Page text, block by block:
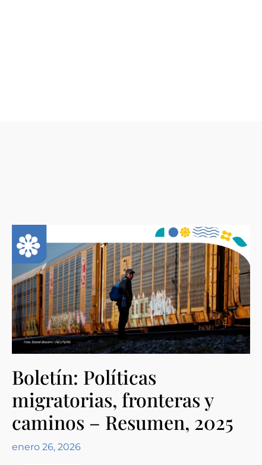
Boletín: Políticas
migratorias, fronteras y
caminos – Resumen, 2025
enero 26, 2026